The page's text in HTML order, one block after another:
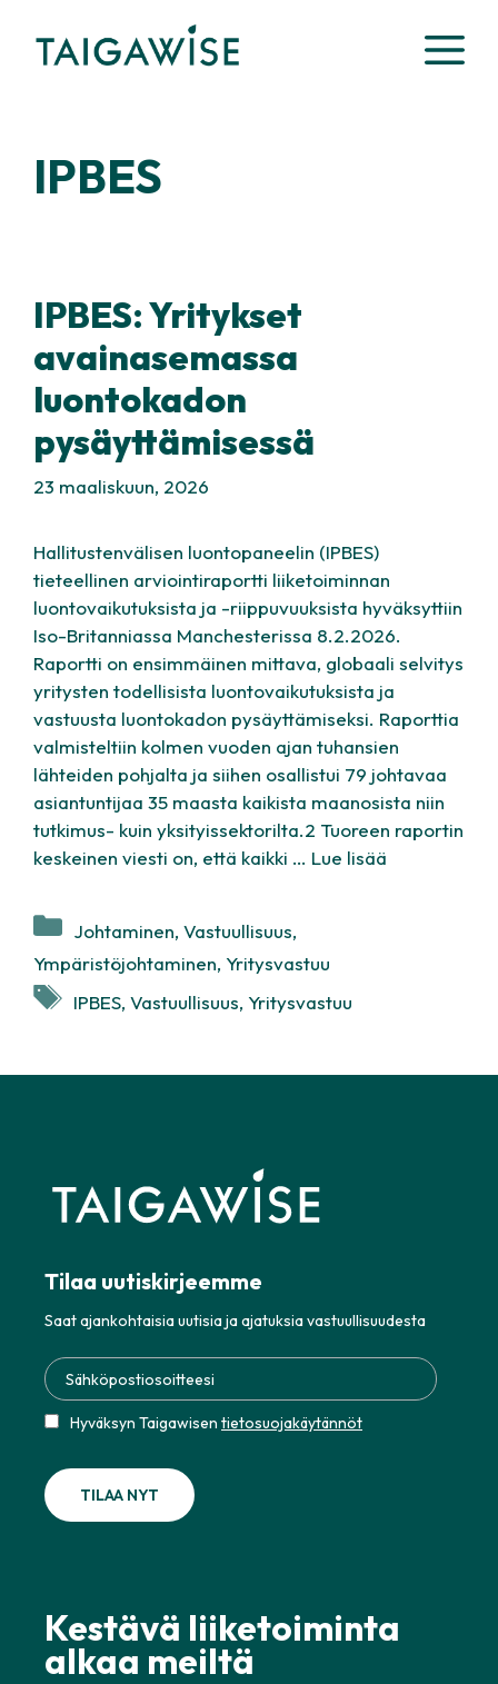
sisältöön
IPBES
IPBES: Yritykset
avainasemassa
luontokadon
pysäyttämisessä
23 maaliskuun, 2026
Hallitustenvälisen luontopaneelin (IPBES)
tieteellinen arviointiraportti liiketoiminnan
luontovaikutuksista ja -riippuvuuksista hyväksyttiin
Iso-Britanniassa Manchesterissa 8.2.2026.
Raportti on ensimmäinen mittava, globaali selvitys
yritysten todellisista luontovaikutuksista ja
vastuusta luontokadon pysäyttämiseksi. Raporttia
valmisteltiin kolmen vuoden ajan tuhansien
lähteiden pohjalta ja siihen osallistui 79 johtavaa
asiantuntijaa 35 maasta kaikista maanosista niin
tutkimus- kuin yksityissektorilta.2 Tuoreen raportin
keskeinen viesti on, että kaikki … Lue lisää
Kategoriat
Johtaminen, Vastuullisuus,
Ympäristöjohtaminen, Yritysvastuu
Avainsanat
IPBES, Vastuullisuus, Yritysvastuu
Tilaa uutiskirjeemme
Saat ajankohtaisia uutisia ja ajatuksia vastuullisuudesta
Hyväksyn Taigawisen tietosuojakäytännöt
Kestävä liiketoiminta
alkaa meiltä